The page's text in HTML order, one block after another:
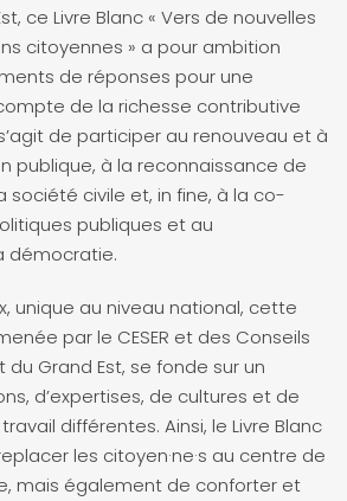
ce Livre Blanc « Vers de nouvelles
citoyennes » a pour ambition
de réponses pour une
de la richesse contributive
s’agit de participer au renouveau et à
publique, à la reconnaissance de
société civile et, in fine, à la co-
publiques et au
démocratie.
unique au niveau national, cette
par le CESER et des Conseils
Grand Est, se fonde sur un
d’expertises, de cultures et de
différentes. Ainsi, le Livre Blanc
les citoyen·ne·s au centre de
mais également de conforter et